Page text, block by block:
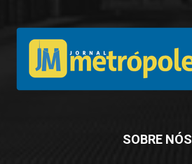
SOBRE NÓS